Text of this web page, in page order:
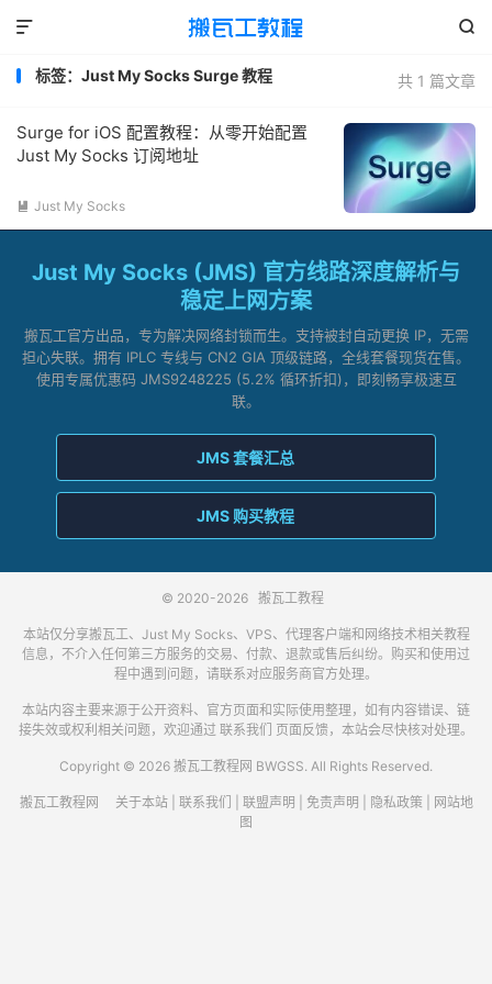


共 1 篇文章
标签：Just My Socks Surge 教程
Surge for iOS 配置教程：从零开始配置
Just My Socks 订阅地址
 Just My Socks
Just My Socks (JMS) 官方线路深度解析与
稳定上网方案
搬瓦工官方出品，专为解决网络封锁而生。支持被封自动更换 IP，无需
担心失联。拥有 IPLC 专线与 CN2 GIA 顶级链路，全线套餐现货在售。
使用专属优惠码 JMS9248225 (5.2% 循环折扣)，即刻畅享极速互
联。
JMS 套餐汇总
JMS 购买教程
© 2020-2026 搬瓦工教程
本站仅分享搬瓦工、Just My Socks、VPS、代理客户端和网络技术相关教程
信息，不介入任何第三方服务的交易、付款、退款或售后纠纷。购买和使用过
程中遇到问题，请联系对应服务商官方处理。
本站内容主要来源于公开资料、官方页面和实际使用整理，如有内容错误、链
接失效或权利相关问题，欢迎通过 联系我们 页面反馈，本站会尽快核对处理。
Copyright © 2026 搬瓦工教程网 BWGSS. All Rights Reserved.
搬瓦工教程网 关于本站| 联系我们 联盟声明 免责声明 隐私政策
网站地
图